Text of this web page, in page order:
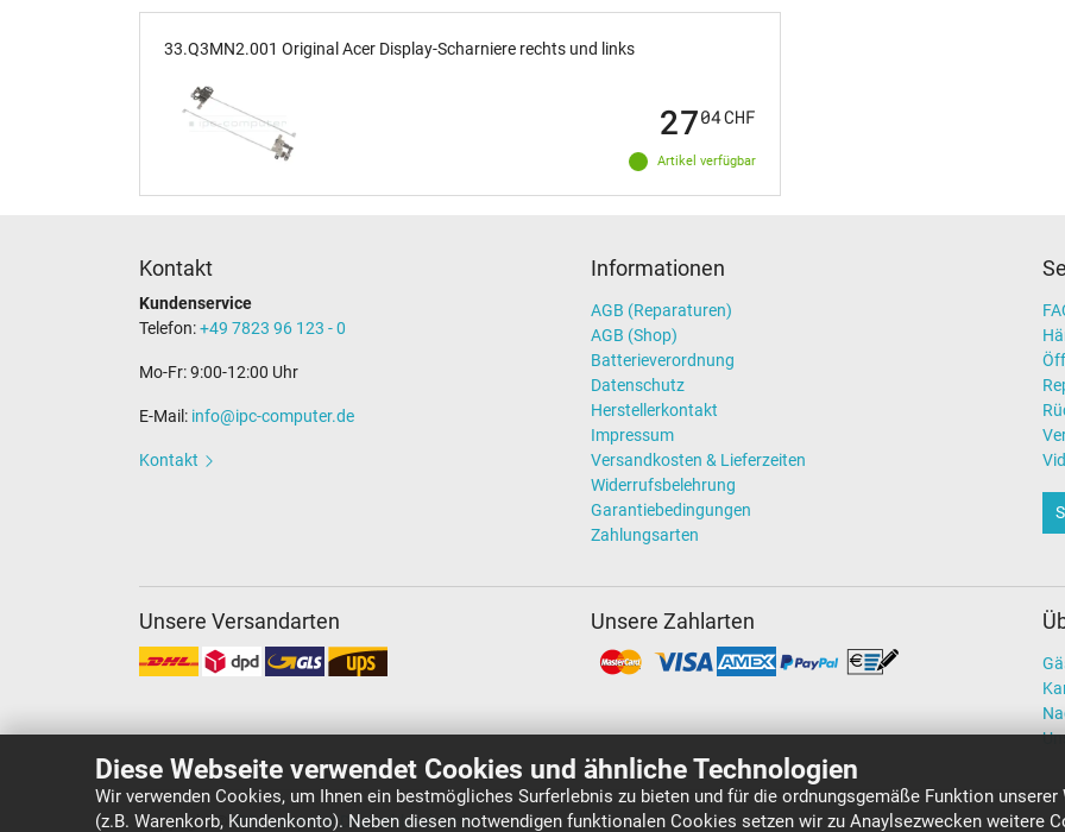
Diese Webseite verwendet Cookies und ähnliche Technologien
Wir verwenden Cookies, um Ihnen ein bestmögliches Surferlebnis zu bieten und für die ordnungsgemäße Funktion unserer
(z.B. Warenkorb, Kundenkonto). Neben diesen notwendigen funktionalen Cookies setzen wir zu Anaylsezwecken weitere
33.Q3MN2.001 Original Acer Display-Scharniere rechts und links
Artikel verfügbar
2704CHF
Kontakt
Kundenservice
Telefon:+49 7823 96 123 - 0
Mo-Fr: 9:00-12:00 Uhr
E-Mail: info@ipc-computer.de
Kontakt
Informationen
AGB (Reparaturen)
AGB (Shop)
Batterieverordnung
Datenschutz
Herstellerkontakt
Impressum
Versandkosten & Lieferzeiten
Widerrufsbelehrung
Garantiebedingungen
Zahlungsarten
Unsere Versandarten Unsere Zahlarten
Copyright ©IPC-Computer Deutschland GmbH